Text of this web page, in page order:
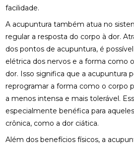
facilidade.
A acupuntura também atua no
regular a resposta do corpo à dor.
dos pontos de acupuntura, é
elétrica dos nervos e a forma como
dor. Isso significa que a acupuntura
reprogramar a forma como o corpo
a menos intensa e mais tolerável.
especialmente benéfica para
crônica, como a dor ciática.
Além dos benefícios físicos, a
MELHORAR SEU CONFORTO
PARA ALÍVIO DAS DORES
COMO ENCONTRAR UM ACUPUNTURISTA
QUALIFICADO
CHATO E MELHORAR SEU
COMO ESCOLHER O MELHOR ACUPUNTURISTA